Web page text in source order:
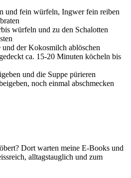
und fein würfeln, Ingwer fein reiben
würfeln und zu den Schalotten
der Kokosmilch ablöschen
ca. 15-20 Minuten köcheln bis
und die Suppe pürieren
noch einmal abschmecken
Dort warten meine E-Books und
alltagstauglich und zum